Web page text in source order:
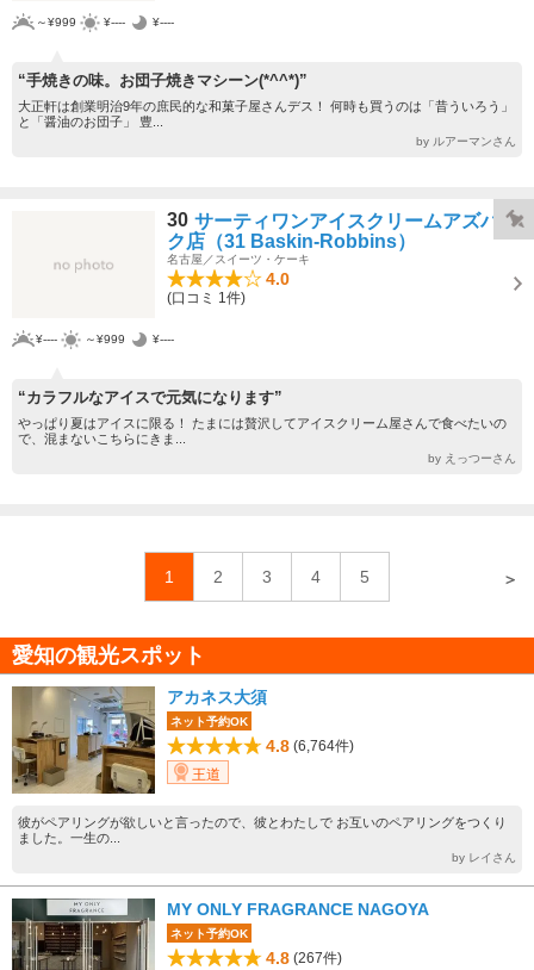
～¥999 ¥---- ¥----
“手焼きの味。お団子焼きマシーン(*^^*)”
大正軒は創業明治9年の庶民的な和菓子屋さんデス！ 何時も買うのは「昔ういろう」
と「醤油のお団子」 豊...
by ルアーマンさん
30 サーティワンアイスクリームアズパー
ク店（31 Baskin-Robbins）
名古屋／スイーツ・ケーキ
4.0
(口コミ 1件)
¥---- ～¥999 ¥----
“カラフルなアイスで元気になります”
やっぱり夏はアイスに限る！ たまには贅沢してアイスクリーム屋さんで食べたいの
で、混まないこちらにきま...
by えっつーさん
1 2 3 4 5 ＞
愛知の観光スポット
アカネス大須
ネット予約OK
4.8 (6,764件)
王道
彼がペアリングが欲しいと言ったので、彼とわたしで お互いのペアリングをつくり
ました。一生の...
by レイさん
MY ONLY FRAGRANCE NAGOYA
ネット予約OK
4.8 (267件)